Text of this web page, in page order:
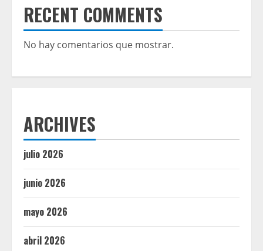
RECENT COMMENTS
No hay comentarios que mostrar.
ARCHIVES
julio 2026
junio 2026
mayo 2026
abril 2026